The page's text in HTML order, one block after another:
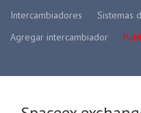
Intercambiadores Sistemas
Agregar intercambiador